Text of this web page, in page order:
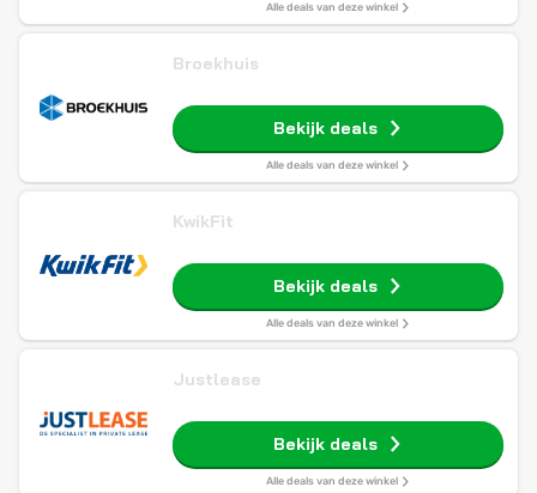
Alle deals van deze winkel
Broekhuis
Bekijk deals
Alle deals van deze winkel
KwikFit
Bekijk deals
Alle deals van deze winkel
Justlease
Bekijk deals
Alle deals van deze winkel